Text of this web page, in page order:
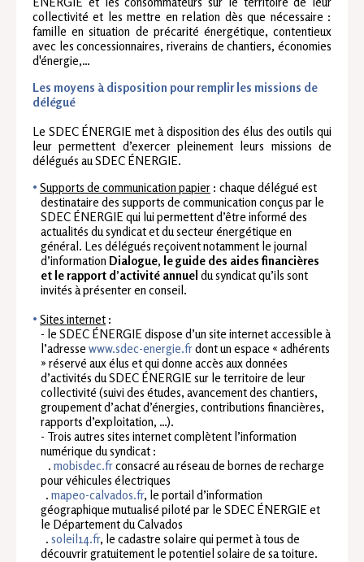
collectivité et les mettre en relation dès que nécessaire :
famille en situation de précarité énergétique, contentieux
avec les concessionnaires, riverains de chantiers, économies
d'énergie,…
Les moyens à disposition pour remplir les missions de
délégué
Le SDEC ÉNERGIE met à disposition des élus des outils qui
leur permettent d’exercer pleinement leurs missions de
délégués au SDEC ÉNERGIE.
Supports de communication papier : chaque délégué est
destinataire des supports de communication conçus par le
SDEC ÉNERGIE qui lui permettent d’être informé des
actualités du syndicat et du secteur énergétique en
général. Les délégués reçoivent notamment le journal
d’information Dialogue, le guide des aides financières
et le rapport d’activité annuel du syndicat qu’ils sont
invités à présenter en conseil.
Sites internet :
- le SDEC ÉNERGIE dispose d’un site internet accessible à
l’adresse www.sdec-energie.frdont un espace « adhérents
» réservé aux élus et qui donne accès aux données
d’activités du SDEC ÉNERGIE sur le territoire de leur
collectivité (suivi des études, avancement des chantiers,
groupement d’achat d’énergies, contributions financières,
rapports d’exploitation, …).
- Trois autres sites internet complètent l’information
numérique du syndicat :
. mobisdec.frconsacré au réseau de bornes de recharge
pour véhicules électriques
. mapeo-calvados.fr, le portail d’information
géographique mutualisé piloté par le SDEC ÉNERGIE et
le Département du Calvados
. soleil14.fr, le cadastre solaire qui permet à tous de
découvrir gratuitement le potentiel solaire de sa toiture.